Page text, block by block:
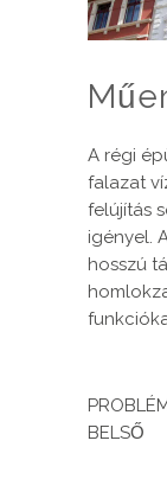
A régi
falazat
felújítás
igényel.
hosszú
BELSŐ